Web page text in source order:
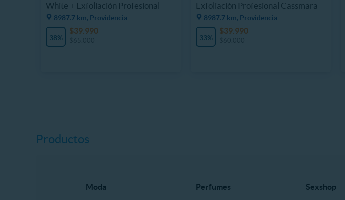
White + Exfoliación Profesional
8987.7 km, Providencia
38%
$39.990
Exfoliación Profesional Cassmara
8987.7 km, Providencia
33%
$39.990
Productos
Moda Perfumes Sexshop